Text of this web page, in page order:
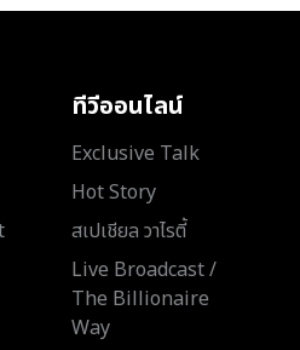
ทีวีออนไลน์
Exclusive Talk
Hot Story
สเปเชียล วาไรตี้
Live Broadcast /
The Billionaire
Way